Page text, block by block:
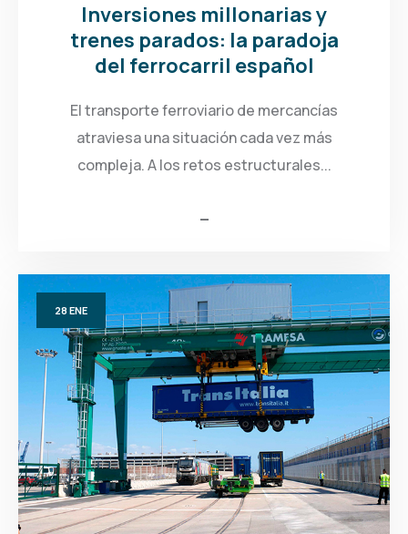
Inversiones millonarias y
trenes parados: la paradoja
del ferrocarril español
El transporte ferroviario de mercancías
atraviesa una situación cada vez más
compleja. A los retos estructurales...
28 ENE